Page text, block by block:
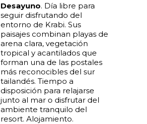
Desayuno. Día libre para
seguir disfrutando del
entorno de Krabi. Sus
paisajes combinan playas de
arena clara, vegetación
tropical y acantilados que
forman una de las postales
más reconocibles del sur
tailandés. Tiempo a
disposición para relajarse
junto al mar o disfrutar del
ambiente tranquilo del
resort. Alojamiento.